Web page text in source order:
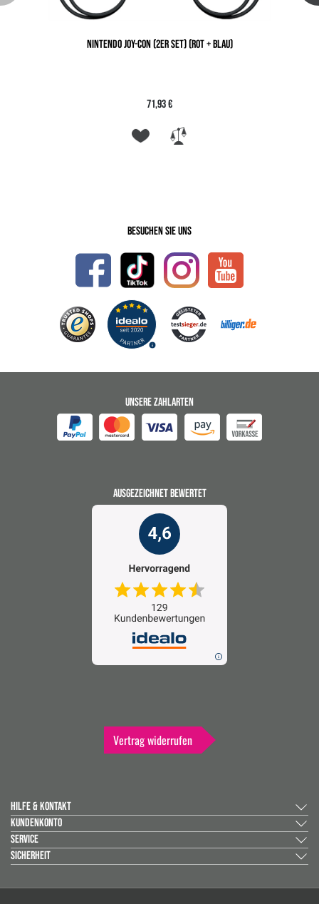
NINTENDO JOY-CON (2ER SET) (ROT + BLAU)
71,93 €
Besuchen Sie uns
UNSERE ZAHLARTEN
AUSGEZEICHNET BEWERTET
Vertrag widerrufen
HILFE & KONTAKT
KUNDENKONTO
SERVICE
SICHERHEIT